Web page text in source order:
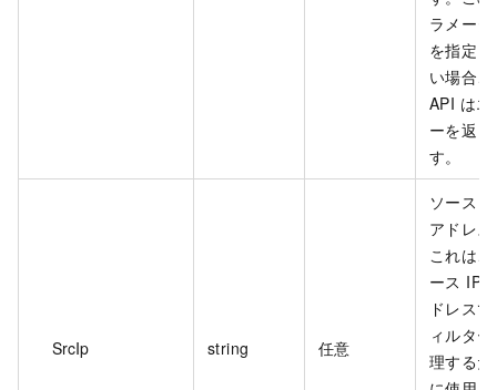
ラメー
を指定
い場合、
API はエ
ーを返
す。
SrcIp string 任意
ソース IP
アドレ
これは
ース IP
ドレス
ィルタ
理するた